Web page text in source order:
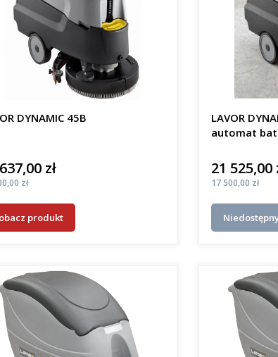
DYNAMIC 45B
zł
zł
produkt
LAVOR
automat
Cena
21 525,00
Cena
17 500,00 zł